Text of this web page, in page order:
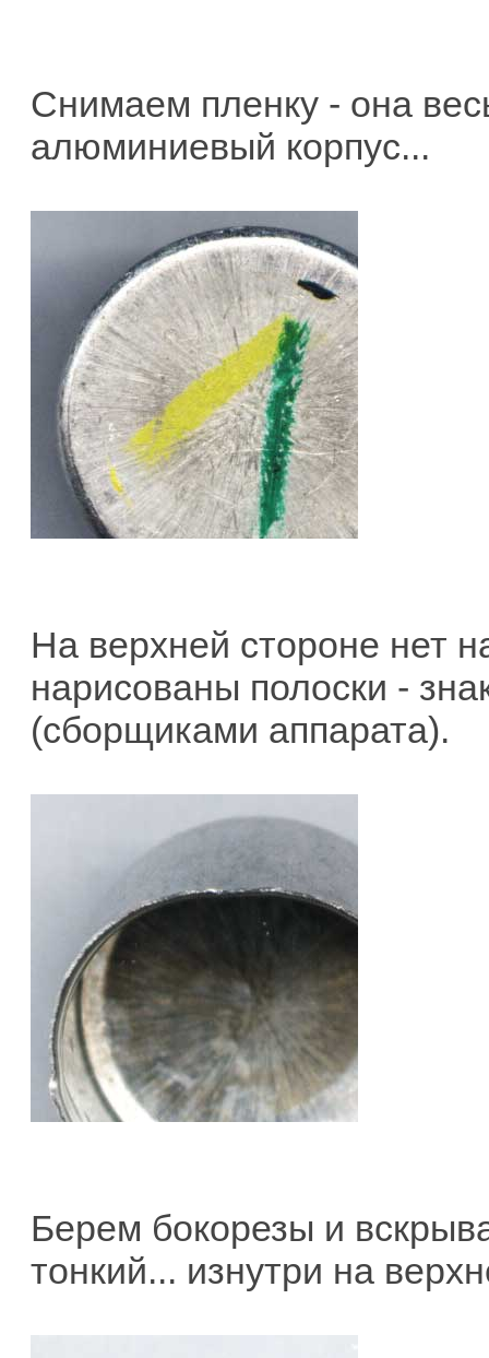
Снимаем пленку - она
алюминиевый корпус...
На верхней стороне нет
нарисованы полоски -
(сборщиками аппарата).
Берем бокорезы и
тонкий... изнутри на